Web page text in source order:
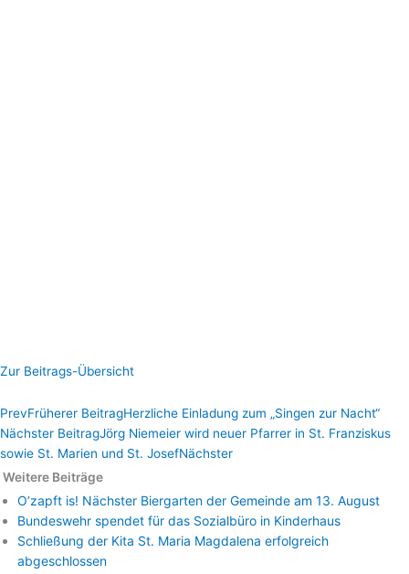
Zur Beitrags-Übersicht
PrevFrüherer BeitragHerzliche Einladung zum „Singen zur Nacht“
Nächster BeitragJörg Niemeier wird neuer Pfarrer in St. Franziskus
sowie St. Marien und St. JosefNächster
Weitere Beiträge
O’zapft is! Nächster Biergarten der Gemeinde am 13. August
Bundeswehr spendet für das Sozialbüro in Kinderhaus
Schließung der Kita St. Maria Magdalena erfolgreich
abgeschlossen